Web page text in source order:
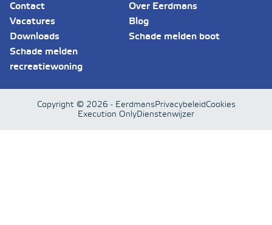
Contact
Over Eerdmans
Vacatures
Blog
Downloads
Schade melden boot
Schade melden
recreatiewoning
Copyright © 2026 - EerdmansPrivacybeleidCookies
Execution OnlyDienstenwijzer